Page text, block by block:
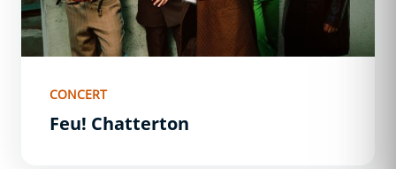
CONCERT
Feu! Chatterton